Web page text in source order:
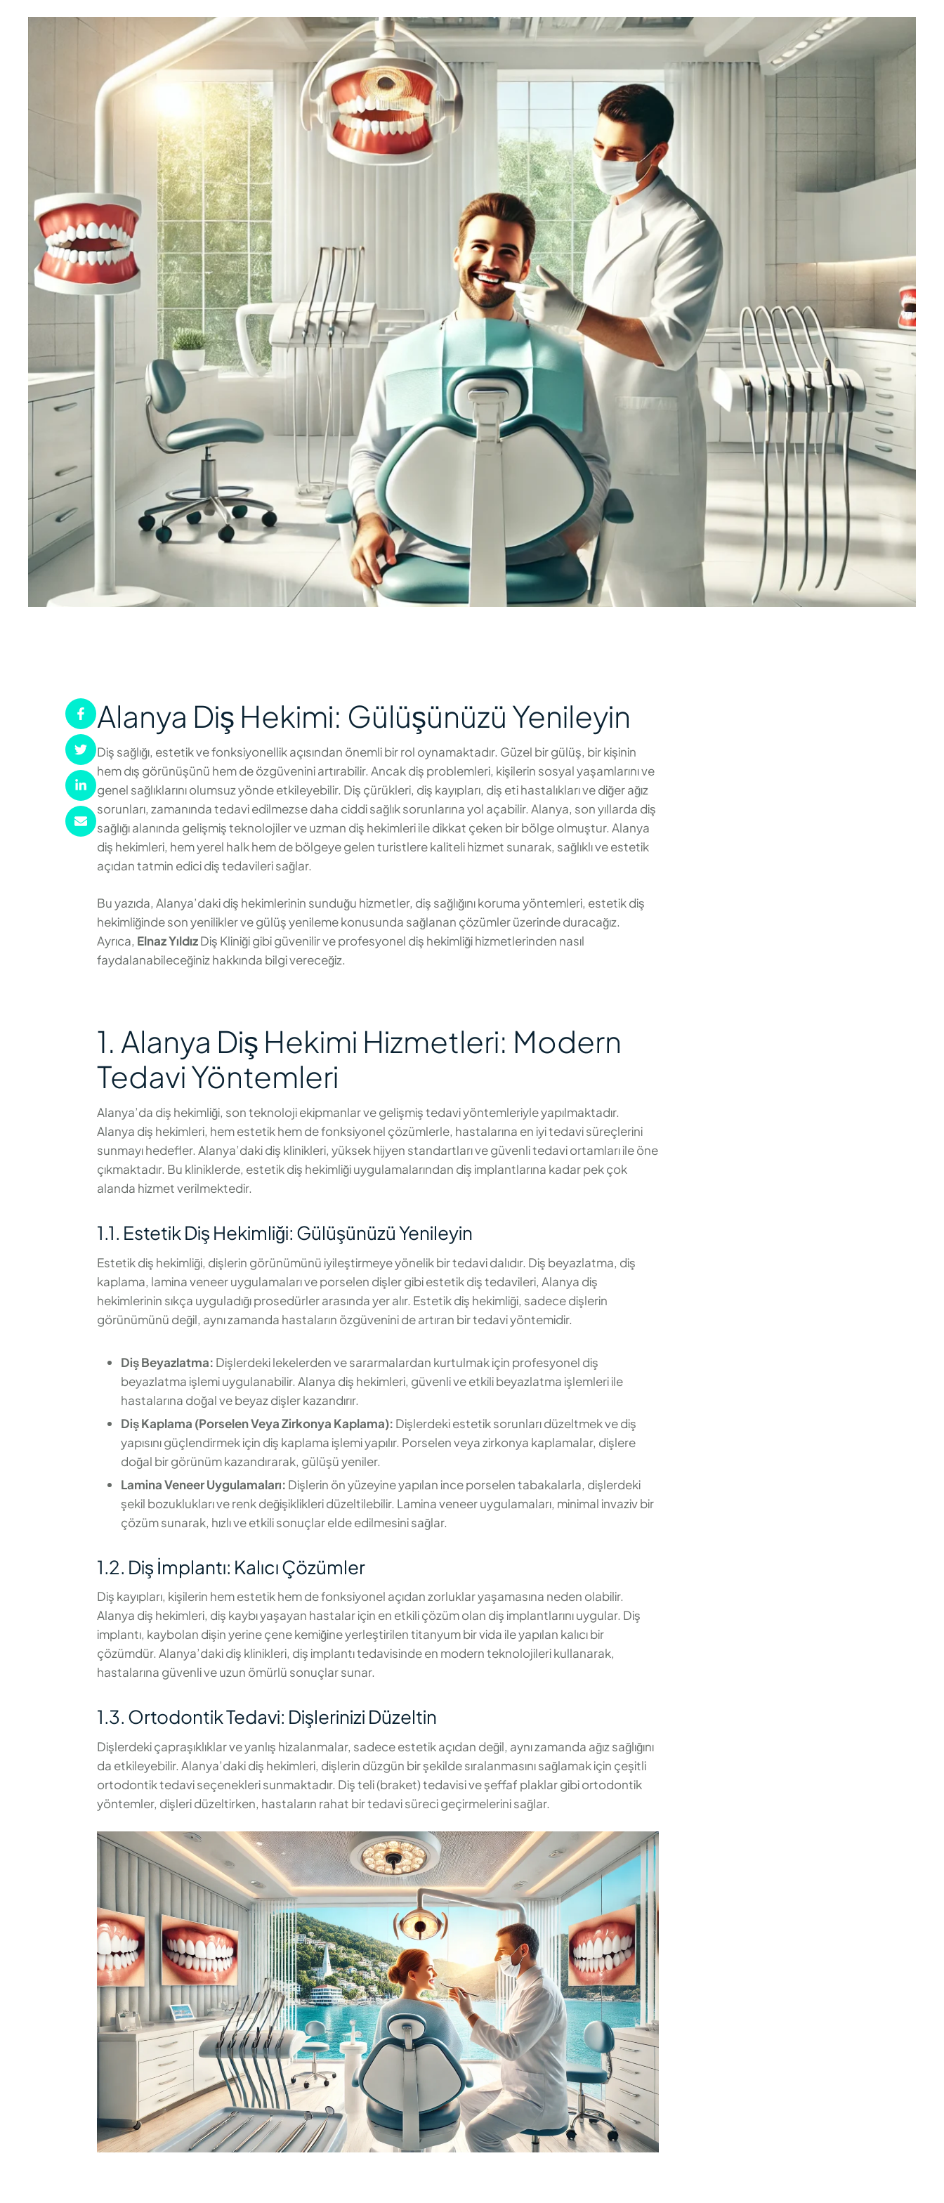
Alanya Diş Hekimi: Gülüşünüzü Yenileyin
Diş sağlığı, estetik ve fonksiyonellik açısından önemli bir rol oynamaktadır. Güzel bir gülüş, bir kişinin
hem dış görünüşünü hem de özgüvenini artırabilir. Ancak diş problemleri, kişilerin sosyal yaşamlarını ve
genel sağlıklarını olumsuz yönde etkileyebilir. Diş çürükleri, diş kayıpları, diş eti hastalıkları ve diğer ağız
sorunları, zamanında tedavi edilmezse daha ciddi sağlık sorunlarına yol açabilir. Alanya, son yıllarda diş
sağlığı alanında gelişmiş teknolojiler ve uzman diş hekimleri ile dikkat çeken bir bölge olmuştur. Alanya
diş hekimleri, hem yerel halk hem de bölgeye gelen turistlere kaliteli hizmet sunarak, sağlıklı ve estetik
açıdan tatmin edici diş tedavileri sağlar.
Bu yazıda, Alanya’daki diş hekimlerinin sunduğu hizmetler, diş sağlığını koruma yöntemleri, estetik diş
hekimliğinde son yenilikler ve gülüş yenileme konusunda sağlanan çözümler üzerinde duracağız.
Ayrıca, Elnaz YıldızDiş Kliniği gibi güvenilir ve profesyonel diş hekimliği hizmetlerinden nasıl
faydalanabileceğiniz hakkında bilgi vereceğiz.
1. Alanya Diş Hekimi Hizmetleri: Modern
Tedavi Yöntemleri
Alanya’da diş hekimliği, son teknoloji ekipmanlar ve gelişmiş tedavi yöntemleriyle yapılmaktadır.
Alanya diş hekimleri, hem estetik hem de fonksiyonel çözümlerle, hastalarına en iyi tedavi süreçlerini
sunmayı hedefler. Alanya’daki diş klinikleri, yüksek hijyen standartları ve güvenli tedavi ortamları ile öne
çıkmaktadır. Bu kliniklerde, estetik diş hekimliği uygulamalarından diş implantlarına kadar pek çok
alanda hizmet verilmektedir.
1.1. Estetik Diş Hekimliği: Gülüşünüzü Yenileyin
Estetik diş hekimliği, dişlerin görünümünü iyileştirmeye yönelik bir tedavi dalıdır. Diş beyazlatma, diş
kaplama, lamina veneer uygulamaları ve porselen dişler gibi estetik diş tedavileri, Alanya diş
hekimlerinin sıkça uyguladığı prosedürler arasında yer alır. Estetik diş hekimliği, sadece dişlerin
görünümünü değil, aynı zamanda hastaların özgüvenini de artıran bir tedavi yöntemidir.
Diş Beyazlatma: Dişlerdeki lekelerden ve sararmalardan kurtulmak için profesyonel diş
beyazlatma işlemi uygulanabilir. Alanya diş hekimleri, güvenli ve etkili beyazlatma işlemleri ile
hastalarına doğal ve beyaz dişler kazandırır.
Diş Kaplama (Porselen Veya Zirkonya Kaplama): Dişlerdeki estetik sorunları düzeltmek ve diş
yapısını güçlendirmek için diş kaplama işlemi yapılır. Porselen veya zirkonya kaplamalar, dişlere
doğal bir görünüm kazandırarak, gülüşü yeniler.
Lamina Veneer Uygulamaları: Dişlerin ön yüzeyine yapılan ince porselen tabakalarla, dişlerdeki
şekil bozuklukları ve renk değişiklikleri düzeltilebilir. Lamina veneer uygulamaları, minimal invaziv bir
çözüm sunarak, hızlı ve etkili sonuçlar elde edilmesini sağlar.
1.2. Diş İmplantı: Kalıcı Çözümler
Diş kayıpları, kişilerin hem estetik hem de fonksiyonel açıdan zorluklar yaşamasına neden olabilir.
Alanya diş hekimleri, diş kaybı yaşayan hastalar için en etkili çözüm olan diş implantlarını uygular. Diş
implantı, kaybolan dişin yerine çene kemiğine yerleştirilen titanyum bir vida ile yapılan kalıcı bir
çözümdür. Alanya’daki diş klinikleri, diş implantı tedavisinde en modern teknolojileri kullanarak,
hastalarına güvenli ve uzun ömürlü sonuçlar sunar.
1.3. Ortodontik Tedavi: Dişlerinizi Düzeltin
Dişlerdeki çapraşıklıklar ve yanlış hizalanmalar, sadece estetik açıdan değil, aynı zamanda ağız sağlığını
da etkileyebilir. Alanya’daki diş hekimleri, dişlerin düzgün bir şekilde sıralanmasını sağlamak için çeşitli
ortodontik tedavi seçenekleri sunmaktadır. Diş teli (braket) tedavisi ve şeffaf plaklar gibi ortodontik
yöntemler, dişleri düzeltirken, hastaların rahat bir tedavi süreci geçirmelerini sağlar.